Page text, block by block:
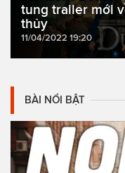
tung trailer mới
thủy
11/04/2022 19:20
BÀI NỔI BẬT